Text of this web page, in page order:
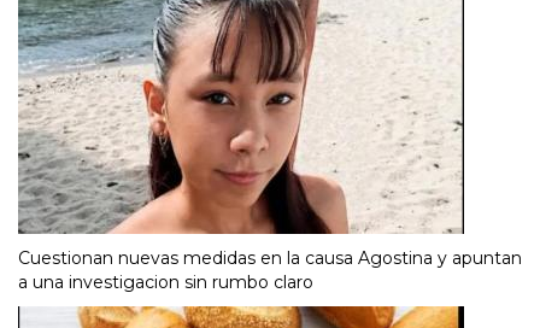
Cuestionan nuevas medidas en la causa Agostina y apuntan
a una investigacion sin rumbo claro